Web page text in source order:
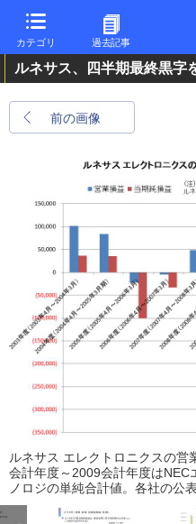
カテゴリ 過去記事
ルネサス、四半期最終黒字
前の画像
ルネサス エレクトロニクスの
会計年度～2009会計年度はNEC
ノロジの単純合計値。各社の公